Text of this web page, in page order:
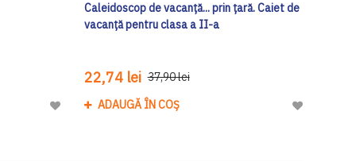
Adaugă
Caleidoscop de vacanță... prin țară. Caiet de
vacanță pentru clasa a II-a
22,74 lei 37,90 lei
ADAUGĂ ÎN COȘ
Adaugă